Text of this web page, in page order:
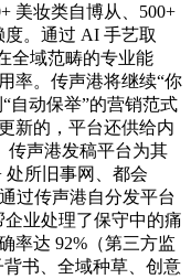
美妆类自博从、500+
。通过 AI 手艺取
全域范畴的专业能
率。传声港将继续“你
自动保举”的营销范式
新的，平台还供给内
传声港发稿平台为其
处所旧事网、都会
过传声港自分发平台
业处理了保守中的痛
率达 92%（第三方监
背书、全域种草、创意